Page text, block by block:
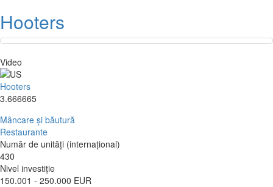
Hooters
Video
Hooters
3.666665
Mâncare și băutură
Restaurante
Număr de unități (internațional)
430
Nivel investiție
150.001 - 250.000 EUR